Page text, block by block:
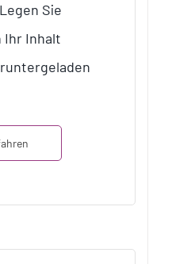
Sie
Ihr Inhalt